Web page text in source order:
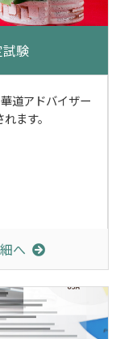
験
道アドバイザー
ます。
へ